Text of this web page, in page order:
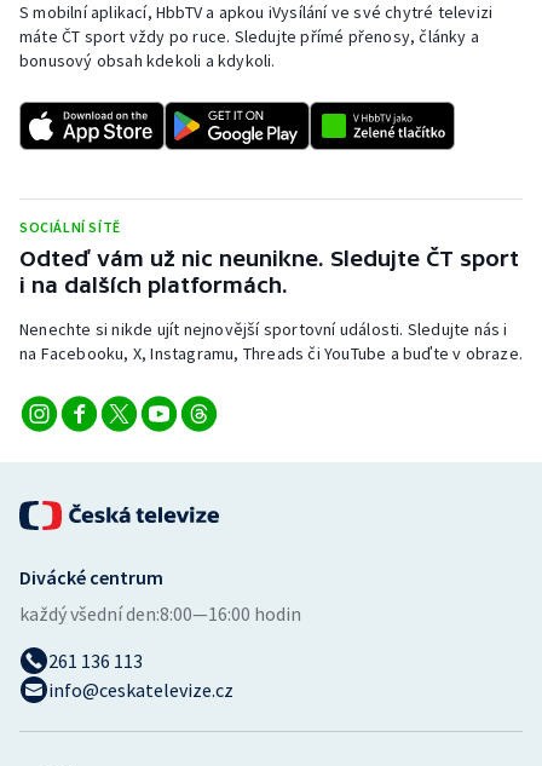
S mobilní aplikací, HbbTV a apkou iVysílání ve své chytré televizi
máte ČT sport vždy po ruce. Sledujte přímé přenosy, články a
bonusový obsah kdekoli a kdykoli.
SOCIÁLNÍ SÍTĚ
Odteď vám už nic neunikne. Sledujte ČT sport
i na dalších platformách.
Nenechte si nikde ujít nejnovější sportovní události. Sledujte nás i
na Facebooku, X, Instagramu, Threads či YouTube a buďte v obraze.
Divácké centrum
každý všední den:8:00—16:00 hodin
261 136 113
info@ceskatelevize.cz